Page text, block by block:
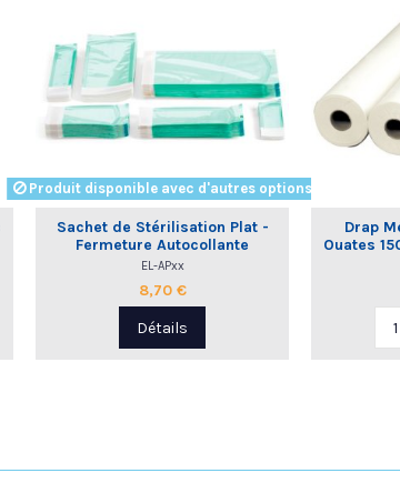
Produit disponible avec d'autres options
Sachet de Stérilisation Plat -
Fermeture Autocollante
EL-APxx
8,70 €
Détails
Drap
Ouates
- 12